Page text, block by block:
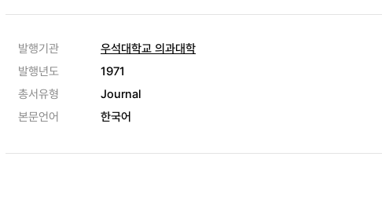
발행기관
우석대학교 의과대학
발행년도
1971
총서유형
Journal
본문언어
한국어